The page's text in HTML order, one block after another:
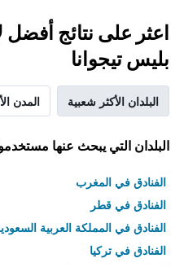
اعثر على نتائج
بليس تيجوانا
البلدان الأكثر شعبية المدن
البلدان التي يبحث عنها
الفنادق في المغرب
الفنادق في قطر
الفنادق في المملكة العربية
الفنادق في تركيا